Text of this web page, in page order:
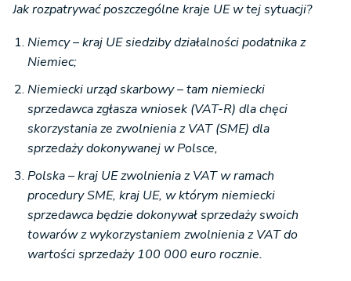
Jak rozpatrywać poszczególne kraje UE w tej sytuacji?
Niemcy – kraj UE siedziby działalności podatnika z
Niemiec;
Niemiecki urząd skarbowy – tam niemiecki
sprzedawca zgłasza wniosek (VAT-R) dla chęci
skorzystania ze zwolnienia z VAT (SME) dla
sprzedaży dokonywanej w Polsce,
Polska – kraj UE zwolnienia z VAT w ramach
procedury SME, kraj UE, w którym niemiecki
sprzedawca będzie dokonywał sprzedaży swoich
towarów z wykorzystaniem zwolnienia z VAT do
wartości sprzedaży 100 000 euro rocznie.